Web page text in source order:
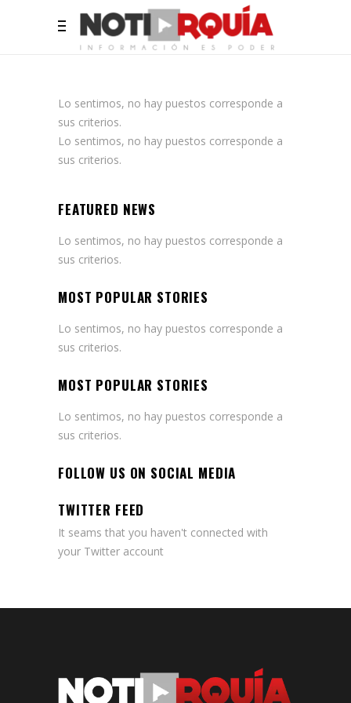
Lo sentimos, no hay puestos corresponde a
sus criterios.
Lo sentimos, no hay puestos corresponde a
sus criterios.
FEATURED NEWS
Lo sentimos, no hay puestos corresponde a
sus criterios.
MOST POPULAR STORIES
Lo sentimos, no hay puestos corresponde a
sus criterios.
MOST POPULAR STORIES
Lo sentimos, no hay puestos corresponde a
sus criterios.
FOLLOW US ON SOCIAL MEDIA
TWITTER FEED
It seams that you haven't connected with
your Twitter account